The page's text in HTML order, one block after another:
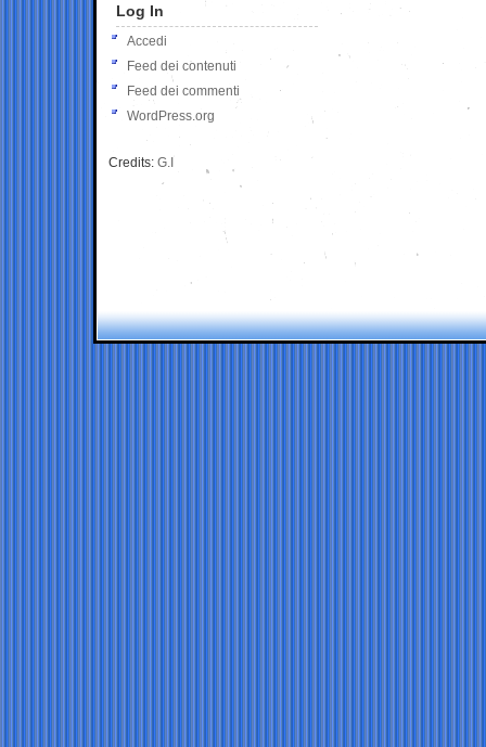
Log In
Accedi
Feed dei contenuti
Feed dei commenti
WordPress.org
Credits: G.I